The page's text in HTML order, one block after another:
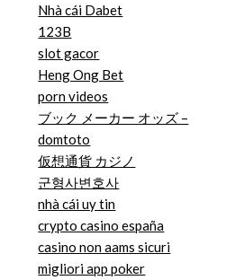
Nhà cái Dabet
123B
slot gacor
Heng Ong Bet
porn videos
ブック メーカー オッズ –
domtoto
仮想通貨 カジノ
군형사변호사
nhà cái uy tin
crypto casino españa
casino non aams sicuri
migliori app poker